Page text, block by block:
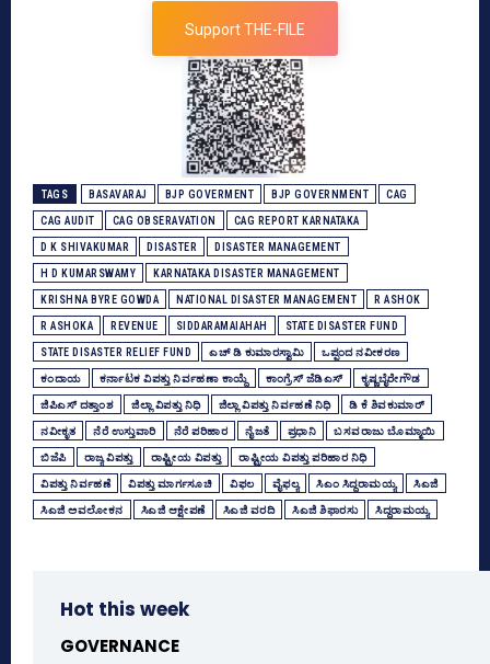
Support THE-FILE
TAGS BASAVARAJ BJP GOVERMENT BJP GOVERNMENT CAG
CAG AUDIT CAG OBSERAVATION CAG REPORT KARNATAKA
D K SHIVAKUMAR DISASTER DISASTER MANAGEMENT
H D KUMARSWAMY KARNATAKA DISASTER MANAGEMENT
KRISHNA BYRE GOWDA NATIONAL DISASTER MANAGEMENT R ASHOK
R ASHOKA REVENUE SIDDARAMAIAHAH STATE DISASTER FUND
STATE DISASTER RELIEF FUND ಎಚ್‌ ಡಿ ಕುಮಾರಸ್ವಾಮಿ ಒಪ್ಪಂದ ನವೀಕರಣ
ಕಂದಾಯ ಕರ್ನಾಟಕ ವಿಪತ್ತು ನಿರ್ವಹಣಾ ಕಾಯ್ದೆ ಕಾಂಗ್ರೆಸ್‌ ಜೆಡಿಎಸ್‌ ಕೃಷ್ಣಬೈರೇಗೌಡ
ಜಿಪಿಎಸ್ ದತ್ತಾಂಶ ಜಿಲ್ಲಾ ವಿಪತ್ತು ನಿಧಿ ಜಿಲ್ಲಾ ವಿಪತ್ತು ನಿರ್ವಹಣೆ ನಿಧಿ ಡಿ ಕೆ ಶಿವಕುಮಾರ್
ನವೀಕೃತ ನೆರೆ ಉಸ್ತುವಾರಿ ನೆರೆ ಪರಿಹಾರ ನೈಜತೆ ಪ್ರಧಾನಿ ಬಸವರಾಜು ಬೊಮ್ಮಾಯಿ
ಬಿಜೆಪಿ ರಾಜ್ಯ ವಿಪತ್ತು ರಾಷ್ಟ್ರೀಯ ವಿಪತ್ತು ರಾಷ್ಟ್ರೀಯ ವಿಪತ್ತು ಪರಿಹಾರ ನಿಧಿ
ವಿಪತ್ತು ನಿರ್ವಹಣೆ ವಿಪತ್ತು ಮಾರ್ಗಸೂಚಿ ವಿಫಲ ವೈಫಲ್ಯ ಸಿಎಂ ಸಿದ್ದರಾಮಯ್ಯ ಸಿಎಜಿ
ಸಿಎಜಿ ಅವಲೋಕನ ಸಿಎಜಿ ಆಕ್ಷೇಪಣೆ ಸಿಎಜಿ ವರದಿ ಸಿಎಜಿ ಶಿಫಾರಸು ಸಿದ್ದರಾಮಯ್ಯ
Hot this week
GOVERNANCE